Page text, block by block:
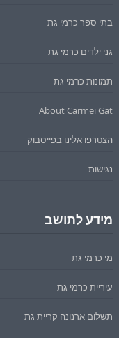
בתי ספר כרמי גת
גני ילדים כרמי גת
תמונות כרמי גת
About Carmei Gat
הצטרפו אלינו בפייסבוק
נגישות
מידע לתושב
מי כרמי גת
עיריית כרמי גת
תשלום ארנונה קריית גת